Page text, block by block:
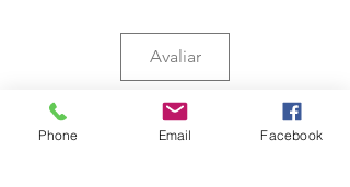
Avaliar
Phone Email Facebook